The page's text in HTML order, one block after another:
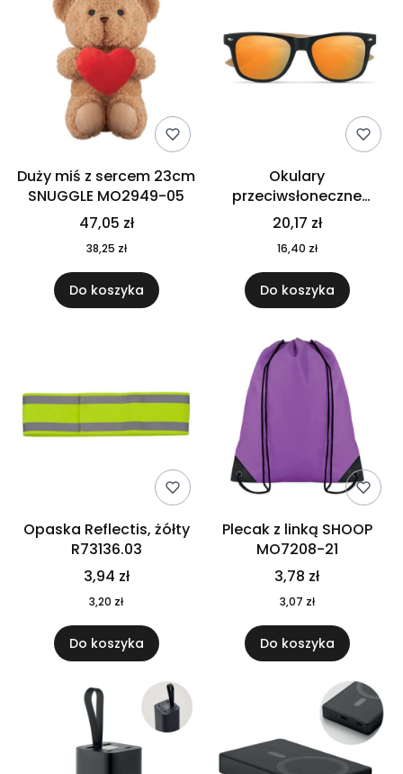
Duży miś z sercem 23cm
SNUGGLE MO2949-05
47,05 zł
38,25 zł
Do koszyka
Okulary
przeciwsłoneczne
CALIFORNIA TOUCH
MO9617-10
20,17 zł
16,40 zł
Do koszyka
Opaska Reflectis, żółty
R73136.03
3,94 zł
3,20 zł
Do koszyka
Plecak z linką SHOOP
MO7208-21
3,78 zł
3,07 zł
Do koszyka